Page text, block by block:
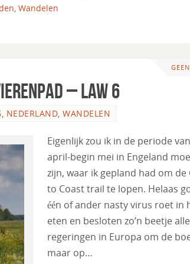
, Wandelen
– LAW 6
, NEDERLAND, WANDELEN
Eigenlijk zou ik in de periode
april-begin mei in Engeland
zijn, waar ik gepland had om de
to Coast trail te lopen. Helaas
één of ander nasty virus roet in
eten en besloten zo’n beetje alle
regeringen in Europa om de
maar op…